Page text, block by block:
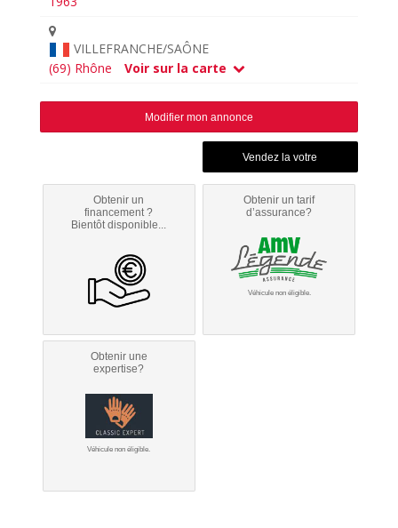
VILLEFRANCHE/SAÔNE
(69) Rhône
Voir sur la carte
Modifier mon annonce
Obtenir un
financement ?
Bientôt disponible...
Obtenir un tarif
d’assurance?
Véhicule non éligible.
Obtenir une
expertise?
Véhicule non éligible.